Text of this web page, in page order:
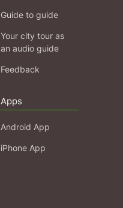
Guide to guide
Your city tour as
an audio guide
Feedback
Apps
Android App
iPhone App